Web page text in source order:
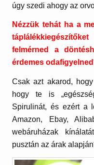
úgy szedi ahogy az
Nézzük tehát ha a
felmérned a
érdemes
Csak azt akarod,
hogy te is
Spirulinát, és ezért a
Amazon, Ebay,
webáruházak
pusztán az árak